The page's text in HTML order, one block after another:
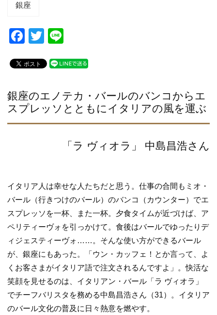
銀座
F
c
b
o
o
T
tt
e
銀座のエノテカ・バールのバンコからエ
スプレッソとともにイタリアの風を運ぶ
「ラ ヴィオラ」 中島昌浩さん
イタリア人は幸せな人たちだと思う。仕事の合間もミオ・
バール（行きつけのバール）のバンコ（カウンター）でエ
スプレッソを一杯、また一杯。夕食タイムが近づけば、ア
ペリティーヴォを引っかけて。食後はバールでゆったりデ
ィジェスティーヴォ……。そんな使い方ができるバール
が、銀座にもあった。「ウン・カッフェ！とか言って、よ
くお客さまがイタリア語で注文されるんですよ」。快活な
笑顔を見せるのは、イタリアン・バール「ラ ヴィオラ」
でチーフバリスタを務める中島昌浩さん（31）。イタリア
のバール文化の普及に日々熱意を燃やす。